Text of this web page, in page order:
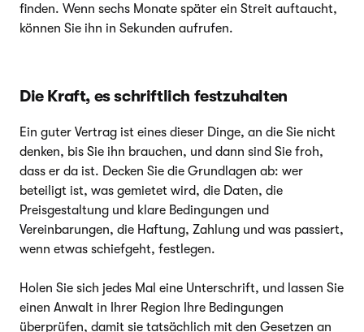
finden. Wenn sechs Monate später ein Streit auftaucht,
können Sie ihn in Sekunden aufrufen.
Die Kraft, es schriftlich festzuhalten
Ein guter Vertrag ist eines dieser Dinge, an die Sie nicht
denken, bis Sie ihn brauchen, und dann sind Sie froh,
dass er da ist. Decken Sie die Grundlagen ab: wer
beteiligt ist, was gemietet wird, die Daten, die
Preisgestaltung und klare Bedingungen und
Vereinbarungen, die Haftung, Zahlung und was passiert,
wenn etwas schiefgeht, festlegen.
Holen Sie sich jedes Mal eine Unterschrift, und lassen Sie
einen Anwalt in Ihrer Region Ihre Bedingungen
überprüfen, damit sie tatsächlich mit den Gesetzen an